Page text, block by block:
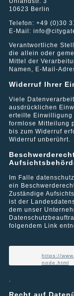
einen fairen Preis.
die nicht selten bei
unschönen
Rufen Sie uns
Nachricht. Oder
individuell unser
Email erhalten.
Horst P., Berlin
„Mit der Qualität
der
Cornelia S., Berlin
“I would
Germany. The
continues as
David C.,
„Sensibel haben
getan. Auch unser
Jedem Vermieter
Hausverwaltung zu
Verpflichtungen zur
Informationen nach
Zeitpunkt der
möglich. Bei
Rechtsverletzungen
entfernen.
Haftung für
Unser Angebot
deren Inhalte wir
diese fremden
Inhalte der
Betreiber der
wurden zum
Rechtsverstöße
Zeitpunkt der
Eine permanente
jedoch ohne
nicht zumutbar. Bei
werden wir
Urheberrecht
Die durch die
diesen Seiten
Vervielfältigung,
Verwertung
bzw. Erstellers.
den privaten, nicht
Soweit die Inhalte
Insbesondere
Sollten Sie
10623 Berlin
Telefon: +49 (0)30
E-Mail:
Verantwortliche
die allein oder
Mittel der
Namen, E-Mail-
Widerruf Ihrer
Viele
ausdrücklichen
erteilte Einwilligung
formlose Mitteilung
bis zum Widerruf
Widerruf unberührt.
Im Falle
ein
Zuständige
ist der
dem unser
folgendem Link
https://
node.html
.